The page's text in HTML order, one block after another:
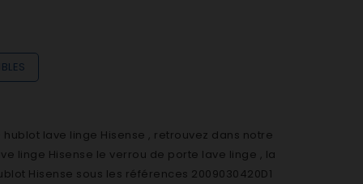
lave linge Hisense , retrouvez dans notre
linge Hisense le verrou de porte lave linge , la
Hisense sous les références 2009030420D1